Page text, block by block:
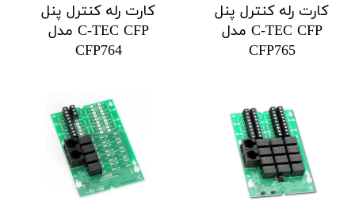
کارت رله کنترل پنل
C-TEC CFP مدل
CFP765
کارت رله کنترل پنل
C-TEC CFP مدل
CFP764